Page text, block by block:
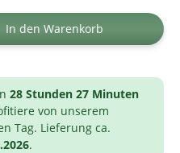
den gewünschten
In den Warenkorb
28 Stunden 27 Minuten
von unserem
Tag. Lieferung ca.
.